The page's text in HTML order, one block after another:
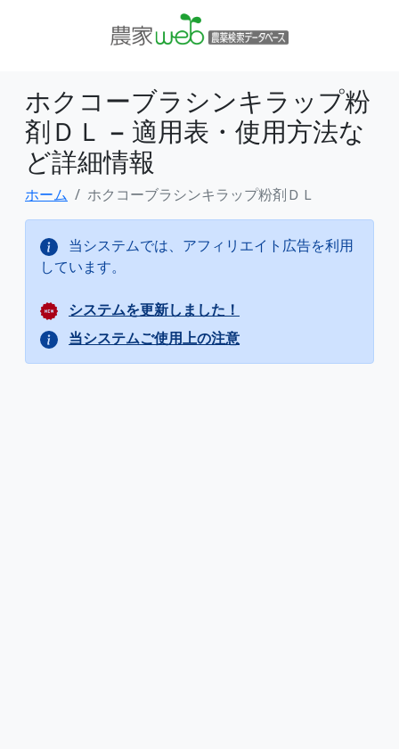
ホクコーブラシンキラップ粉
剤ＤＬ − 適用表・使用方法な
ど詳細情報
ホーム ホクコーブラシンキラップ粉剤ＤＬ
当システムでは、アフィリエイト広告を利用
しています。
システムを更新しました！
当システムご使用上の注意